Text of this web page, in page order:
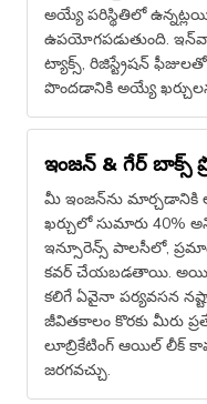
అయ్యే పరిస్థితిలో
ఉపయోగపడుతుంది.
ట్యాక్స్, రిజిస్ట్రేషన్
పొందడానికి అయ్యే
ఇంజన్ & గేర్ బాక్స్
మీ ఇంజన్​ను మార్చడానికి
ఖర్చులో సుమారు 40%
ఇన్సూరెన్స్ పాలసీలో,
కవర్ చేయబడతాయి.
కలిగే ఏవైనా పర్యవసన
జీవితకాలం కొరకు మీరు
లూబ్రికేటింగ్ ఆయిల్ లీక్
జరగవచ్చు.